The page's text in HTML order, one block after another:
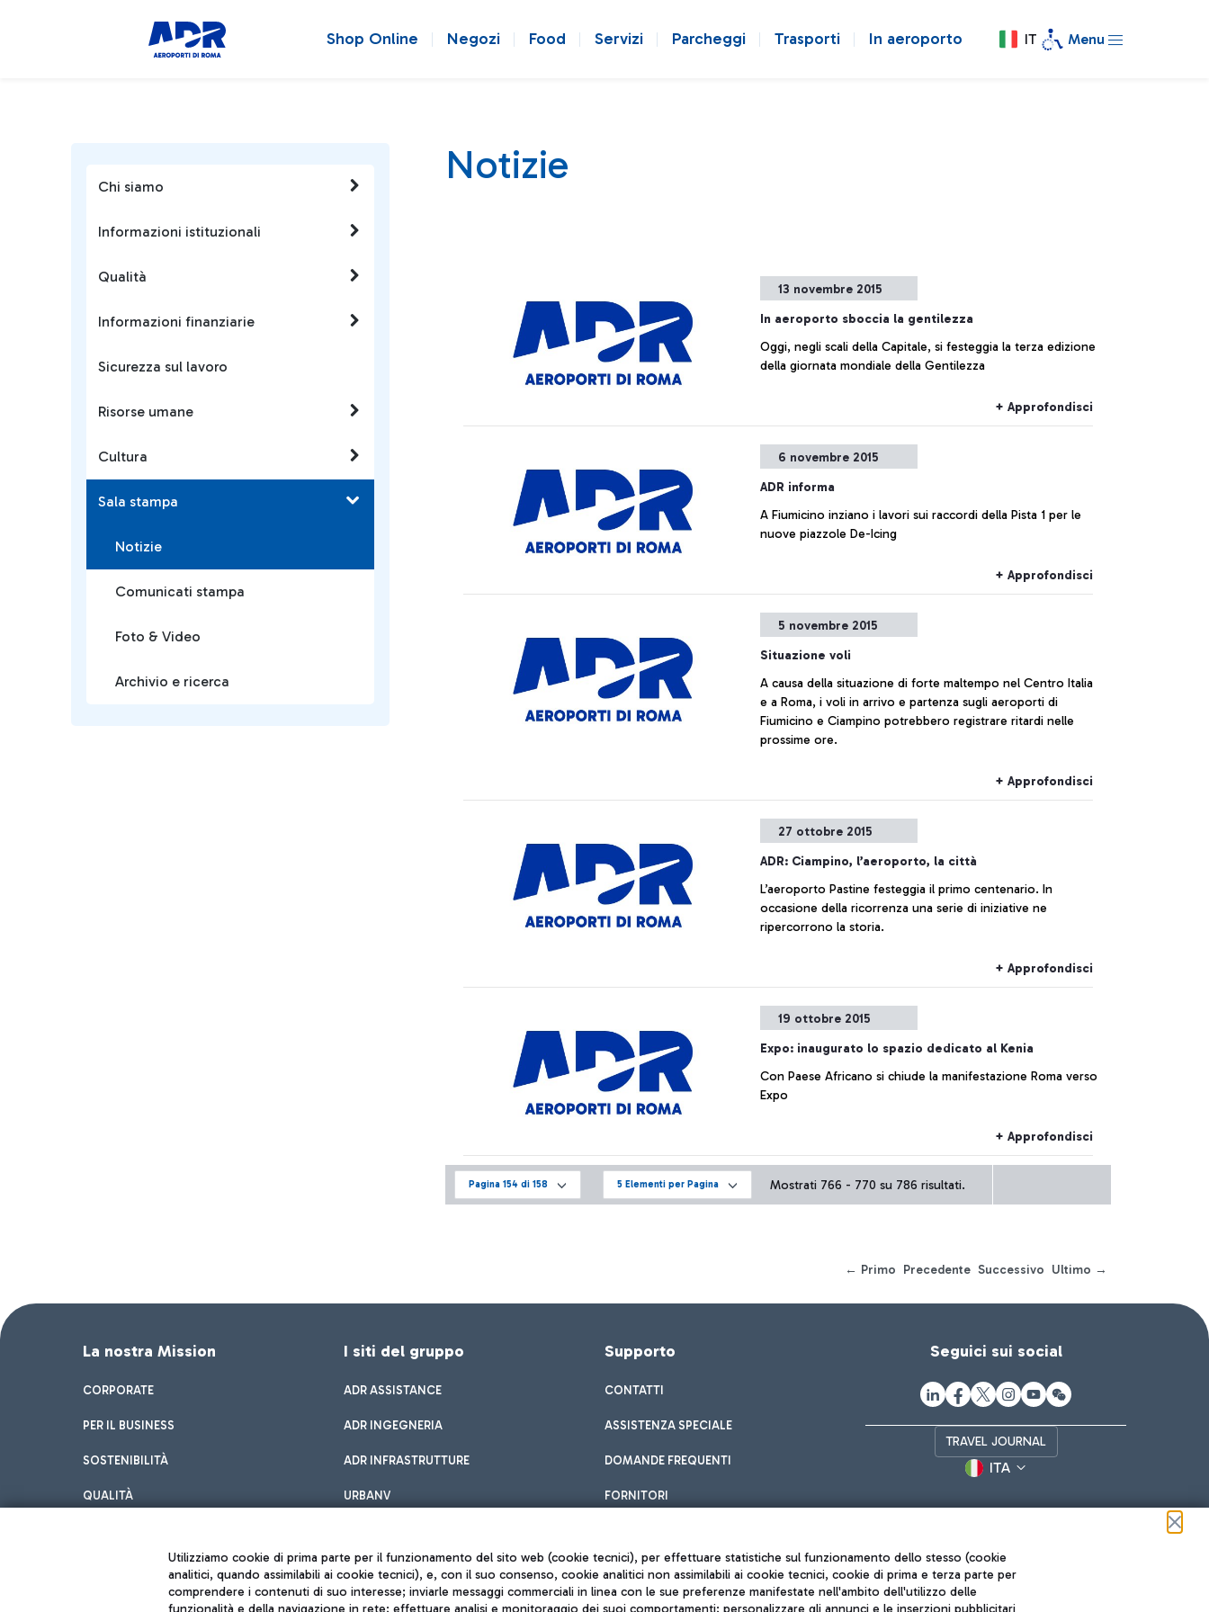
Shop Online Negozi Food Servizi Parcheggi Trasporti In aeroporto IT Menu
Chi siamo
Informazioni istituzionali
Qualità
Informazioni finanziarie
Sicurezza sul lavoro
Risorse umane
Cultura
Sala stampa
Notizie
Comunicati stampa
Foto & Video
Archivio e ricerca
Notizie
13 novembre 2015
In aeroporto sboccia la gentilezza
Oggi, negli scali della Capitale, si festeggia la terza edizione
della giornata mondiale della Gentilezza
+ Approfondisci
6 novembre 2015
ADR informa
A Fiumicino inziano i lavori sui raccordi della Pista 1 per le
nuove piazzole De-Icing
+ Approfondisci
5 novembre 2015
Situazione voli
A causa della situazione di forte maltempo nel Centro Italia
e a Roma, i voli in arrivo e partenza sugli aeroporti di
Fiumicino e Ciampino potrebbero registrare ritardi nelle
prossime ore.
+ Approfondisci
27 ottobre 2015
ADR: Ciampino, l’aeroporto, la città
L’aeroporto Pastine festeggia il primo centenario. In
occasione della ricorrenza una serie di iniziative ne
ripercorrono la storia.
+ Approfondisci
19 ottobre 2015
Expo: inaugurato lo spazio dedicato al Kenia
Con Paese Africano si chiude la manifestazione Roma verso
Expo
+ Approfondisci
Pagina 154 di 158 5 Elementi per Pagina Mostrati 766 - 770 su 786 risultati.
← Primo Precedente Successivo Ultimo →
La nostra Mission
CORPORATE
PER IL BUSINESS
SOSTENIBILITÀ
QUALITÀ
I siti del gruppo
ADR ASSISTANCE
ADR INGEGNERIA
ADR INFRASTRUTTURE
URBANV
Supporto
CONTATTI
ASSISTENZA SPECIALE
DOMANDE FREQUENTI
FORNITORI
Seguici sui social
TRAVEL JOURNAL
ITA
Utilizziamo cookie di prima parte per il funzionamento del sito web (cookie tecnici), per effettuare statistiche sul funzionamento dello stesso (cookie
analitici, quando assimilabili ai cookie tecnici), e, con il suo consenso, cookie analitici non assimilabili ai cookie tecnici, cookie di prima e terza parte per
comprendere i contenuti di suo interesse; inviarle messaggi commerciali in linea con le sue preferenze manifestate nell'ambito dell'utilizzo delle
funzionalità e della navigazione in rete; effettuare analisi e monitoraggio dei suoi comportamenti; personalizzare gli annunci e le inserzioni pubblicitari